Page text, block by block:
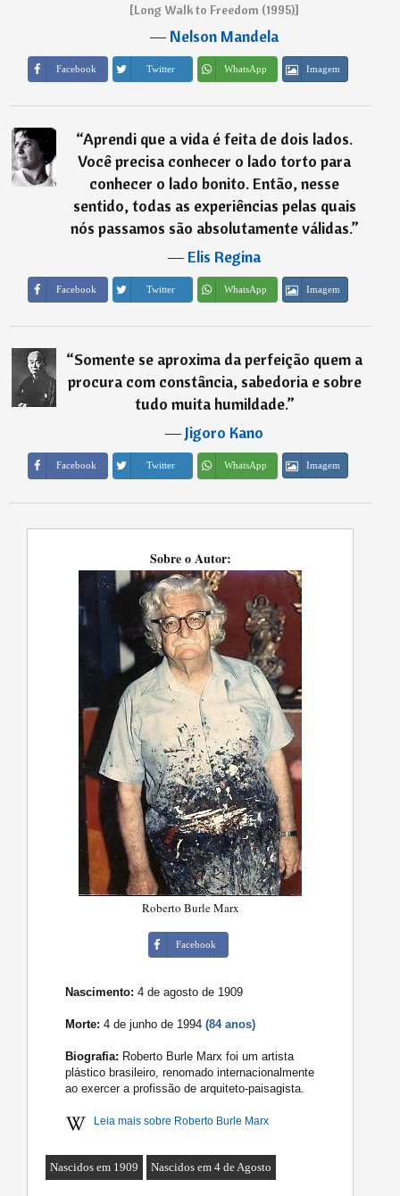
[Long Walk to Freedom (1995)]
―Nelson Mandela
Facebook Twitter WhatsApp Imagem
“Aprendi que a vida é feita de dois lados.
Você precisa conhecer o lado torto para
conhecer o lado bonito. Então, nesse
sentido, todas as experiências pelas quais
nós passamos são absolutamente válidas.”
―Elis Regina
Facebook Twitter WhatsApp Imagem
“Somente se aproxima da perfeição quem a
procura com constância, sabedoria e sobre
tudo muita humildade.”
―Jigoro Kano
Facebook Twitter WhatsApp Imagem
Sobre o Autor:
Roberto Burle Marx
Facebook
Nascimento: 4 de agosto de 1909
Morte: 4 de junho de 1994(84 anos)
Biografia: Roberto Burle Marx foi um artista
plástico brasileiro, renomado internacionalmente
ao exercer a profissão de arquiteto-paisagista.
Leia mais sobre Roberto Burle Marx
Nascidos em 1909 Nascidos em 4 de Agosto